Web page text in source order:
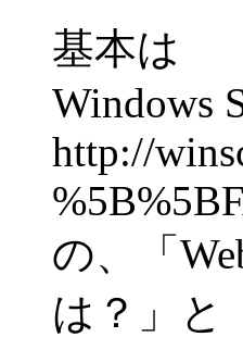
基本は
Windows
http://
の、「
は？」と